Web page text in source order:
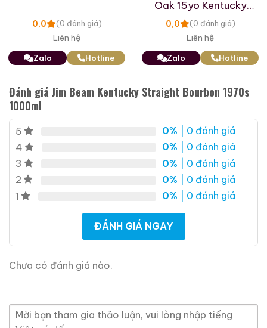
700ml / 43%
(0 đánh giá)
28.680.000₫
700ml / 43%
(0 đánh giá)
28.880.000₫
Giới Thiệu Một Số Mẫu Rượu Brandy
Brandy Changyu Gold
Medal
Roi Des Rois Cognac
Monalisa
0,0 (0 đánh giá)
Liên hệ
Zalo Hotline
Oak 15yo Kentucky
Straight Bourbon
0,0 (0 đánh giá)
Liên hệ
Zalo Hotline
Đánh giá Jim Beam Kentucky Straight Bourbon 1970s
1000ml
5 0% | 0 đánh giá
4
0% | 0 đánh giá
3
0% | 0 đánh giá
2
0% | 0 đánh giá
1
0% | 0 đánh giá
ĐÁNH GIÁ NGAY
Chưa có đánh giá nào.